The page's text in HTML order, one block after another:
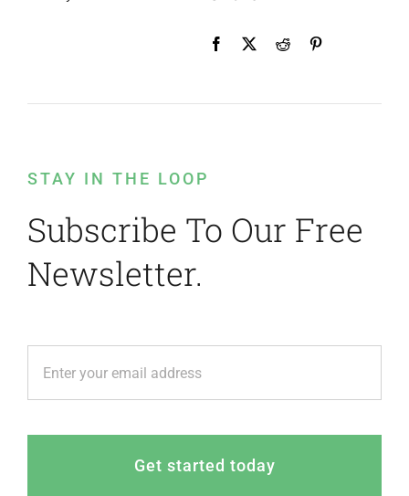
STAY IN THE LOOP
Subscribe To Our Free
Newsletter.
Get started today